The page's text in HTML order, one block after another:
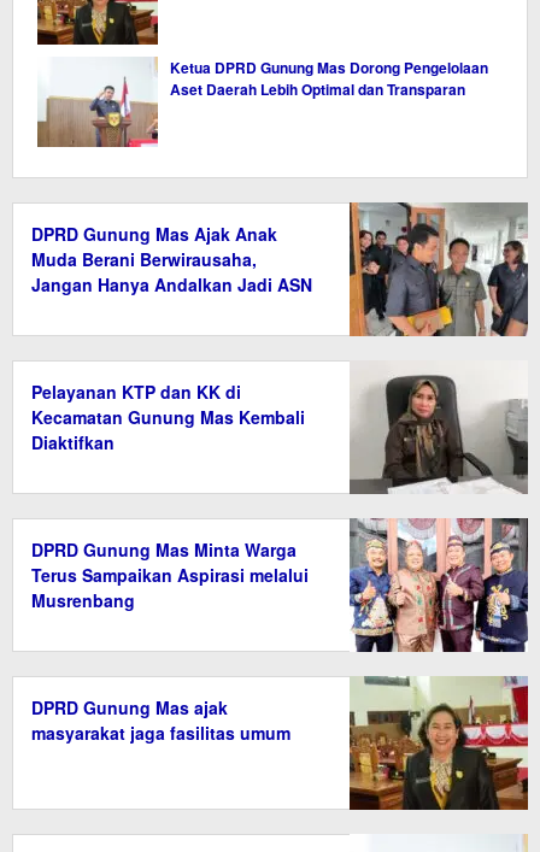
Ketua DPRD Gunung Mas Dorong Pengelolaan
Aset Daerah Lebih Optimal dan Transparan
DPRD Gunung Mas Ajak Anak
Muda Berani Berwirausaha,
Jangan Hanya Andalkan Jadi ASN
Pelayanan KTP dan KK di
Kecamatan Gunung Mas Kembali
Diaktifkan
DPRD Gunung Mas Minta Warga
Terus Sampaikan Aspirasi melalui
Musrenbang
DPRD Gunung Mas ajak
masyarakat jaga fasilitas umum